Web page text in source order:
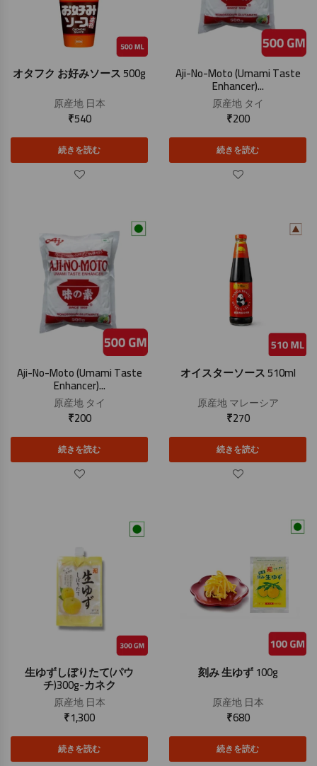
オタフク お好みソース 500g
原産地日本
₹540
続きを読む
Aji-No-Moto (Umami Taste
Enhancer)...
原産地タイ
₹200
続きを読む
Aji-No-Moto (Umami Taste
Enhancer)...
原産地タイ
₹200
続きを読む
オイスターソース 510ml
原産地マレーシア
₹270
続きを読む
生ゆずしぼりたて(パウ
チ)300g-カネク
原産地日本
₹1,300
続きを読む
刻み 生ゆず 100g
原産地日本
₹680
続きを読む